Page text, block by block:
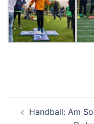
Handball: Am